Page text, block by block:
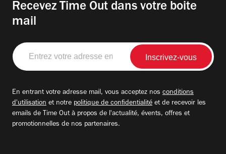
Recevez Time Out dans votre boite
mail
Entrez
votre
adresse
En entrant votre adresse mail, vous acceptez nos conditions
d'utilisation et notre politique de confidentialité et de recevoir les
emails de Time Out à propos de l'actualité, évents, offres et
promotionnelles de nos partenaires.